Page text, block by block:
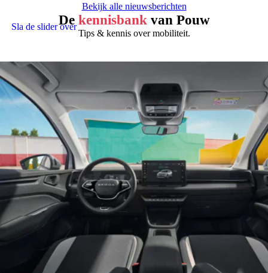
Bekijk alle nieuwsberichten
De kennisbank van Pouw
Tips & kennis over mobiliteit.
Sla de slider over